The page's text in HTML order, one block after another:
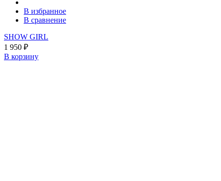
В избранное
В сравнение
SHOW GIRL
1 950 ₽
В корзину